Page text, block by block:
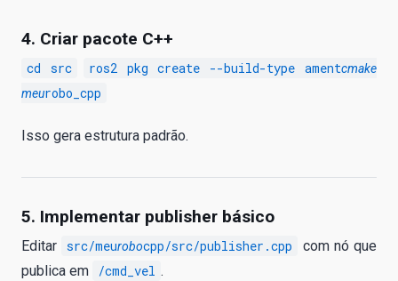
4. Criar pacote C++
cd src ros2 pkg create --build-type amentcmake
meurobo_cpp
Isso gera estrutura padrão.
5. Implementar publisher básico
Editar src/meurobocpp/src/publisher.cpp
com nó que
publica em
/cmd_vel .